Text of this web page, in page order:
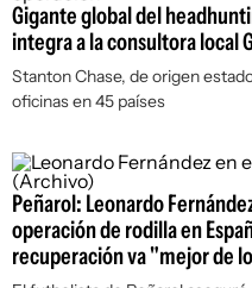
Gigante global del
integra a la consultora local
Stanton Chase, de origen
oficinas en 45 países
Peñarol: Leonardo
operación de rodilla en
recuperación va "mejor de